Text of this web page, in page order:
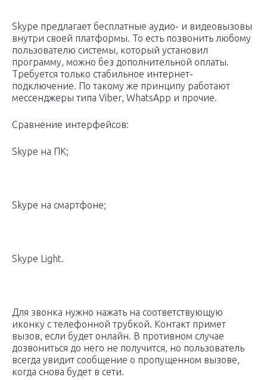
Skype предлагает бесплатные аудио- и видеовызовы
внутри своей платформы. То есть позвонить любому
пользователю системы, который установил
программу, можно без дополнительной оплаты.
Требуется только стабильное интернет-
подключение. По такому же принципу работают
мессенджеры типа Viber, WhatsApp и прочие.
Сравнение интерфейсов:
Skype на ПК;
Skype на смартфоне;
Skype Light.
Для звонка нужно нажать на соответствующую
иконку с телефонной трубкой. Контакт примет
вызов, если будет онлайн. В противном случае
дозвониться до него не получится, но пользователь
всегда увидит сообщение о пропущенном вызове,
когда снова будет в сети.